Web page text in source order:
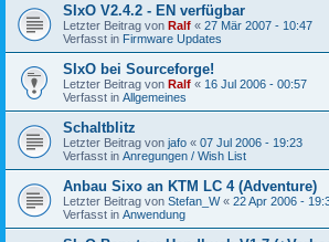
SIxO V2.4.2 - EN verfügbar
Letzter Beitrag von Ralf « 27 Mär 2007 - 10:47
Verfasst in Firmware Updates
SIxO bei Sourceforge!
Letzter Beitrag von Ralf « 16 Jul 2006 - 00:57
Verfasst in Allgemeines
Schaltblitz
Letzter Beitrag von jafo « 07 Jul 2006 - 19:23
Verfasst in Anregungen / Wish List
Anbau Sixo an KTM LC 4 (Adventure)
Letzter Beitrag von Stefan_W« 22 Apr 2006 -
Verfasst in Anwendung